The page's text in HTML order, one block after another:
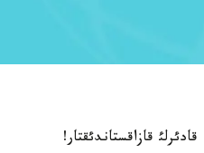
قادئرلئ قازاقستاندئقتار!